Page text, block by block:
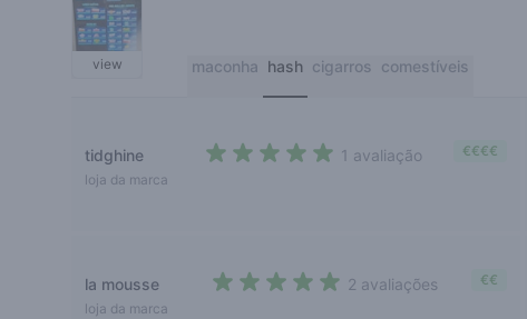
view maconha hash cigarros comestíveis
tidghine
loja da marca
1 avaliação €€€€
la mousse
loja da marca
2 avaliações €€